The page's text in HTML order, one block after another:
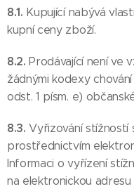
8.1. Kupující nabývá
kupní ceny zboží.
8.2.Prodávající není ve
žádnými kodexy
odst. 1 písm. e)
8.3.Vyřizování stížností
prostřednictvím
Informaci o vyřízení
na elektronickou adresu